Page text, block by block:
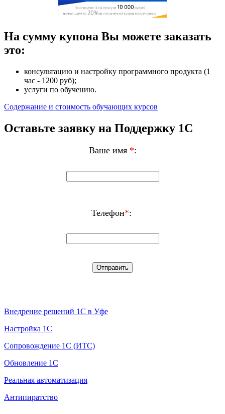
На сумму купона Вы можете заказать
это:
консультацию и настройку программного продукта (1
час - 1200 руб);
услуги по обучению.
Содержание и стоимость обучающих курсов
Оставьте заявку на Поддержку 1С
Ваше имя *:
Телефон*:
Внедрение решений 1С в Уфе
Настройка 1С
Сопровождение 1С (ИТС)
Обновление 1С
Реальная автоматизация
Антипиратство